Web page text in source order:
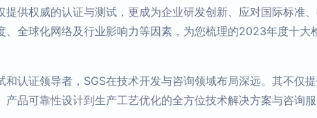
提供权威的认证与测试，更成为企业研发创新、应对国际标准
全球化网络及行业影响力等因素，为您梳理的2023年度十大
认证领导者，SGS在技术开发与咨询领域布局深远。其不仅
品可靠性设计到生产工艺优化的全方位技术解决方案与咨询